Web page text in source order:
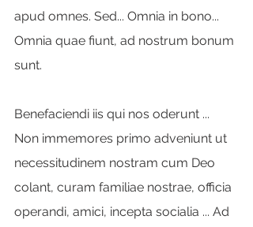
apud omnes. Sed... Omnia in bono...
Omnia quae fiunt, ad nostrum bonum
sunt.
Benefaciendi iis qui nos oderunt ...
Non immemores primo adveniunt ut
necessitudinem nostram cum Deo
colant, curam familiae nostrae, officia
operandi, amici, incepta socialia ... Ad